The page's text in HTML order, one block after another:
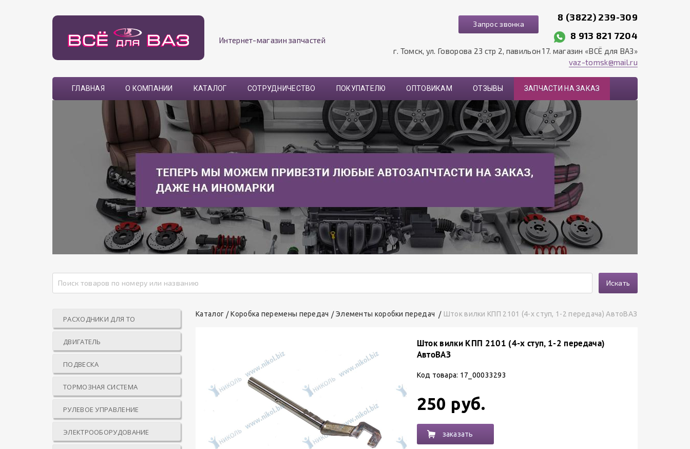
Интернет-магазин запчастей
Запрос звонка
8 (3822) 239-309
8 913 821 7204
г. Томск, ул. Говорова 23 стр 2, павильон 17. магазин «ВСЁ для ВАЗ»
vaz-tomsk@mail.ru
ГЛАВНАЯ О КОМПАНИИ КАТАЛОГ СОТРУДНИЧЕСТВО ПОКУПАТЕЛЮ ОПТОВИКАМ ОТЗЫВЫ ЗАПЧАСТИ НА ЗАКАЗ
Искать
РАСХОДНИКИ ДЛЯ ТО
ДВИГАТЕЛЬ
ПОДВЕСКА
ТОРМОЗНАЯ СИСТЕМА
РУЛЕВОЕ УПРАВЛЕНИЕ
ЭЛЕКТРООБОРУДОВАНИЕ
Каталог Коробка перемены передач Элементы коробки передач Шток вилки КПП 2101 (4-х ступ, 1-2 передача) АвтоВАЗ
Шток вилки КПП 2101 (4-х ступ, 1-2 передача)
АвтоВАЗ
Код товара: 17_00033293
250 руб.
заказать